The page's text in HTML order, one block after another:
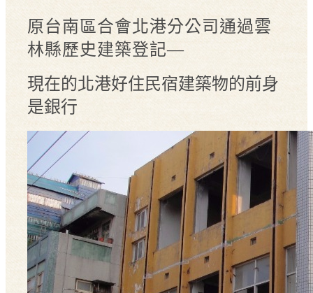
原台南區合會北港分公司通過雲
林縣歷史建築登記—
現在的北港好住民宿建築物的前身
是銀行